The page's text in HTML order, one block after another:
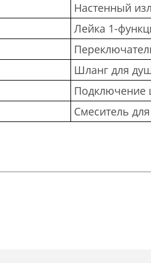
Настенный
Лейка 1-
Шланг для
Подключение
Смеситель